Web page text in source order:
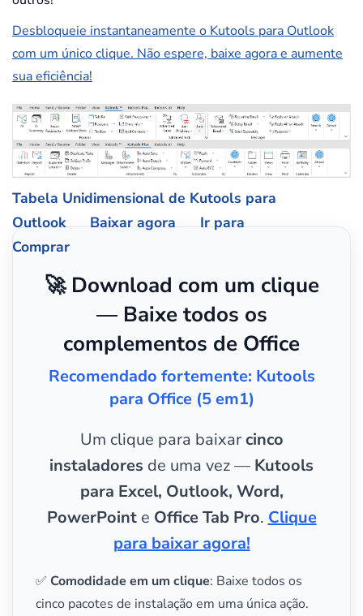
Desbloqueie instantaneamente o Kutools para Outlook
com um único clique. Não espere, baixe agora e aumente
sua eficiência!
Tabela Unidimensional de Kutools para
Outlook
Baixar agora
Ir para
Comprar
🚀 Download com um clique
— Baixe todos os
complementos de Office
Recomendado fortemente: Kutools
para Office (5 em1)
Um clique para baixarcinco
instaladores de uma vez — Kutools
para Excel, Outlook, Word,
PowerPointe Office Tab Pro. Clique
para baixar agora!
✅ Comodidade em um clique: Baixe todos os
cinco pacotes de instalação em uma única ação.